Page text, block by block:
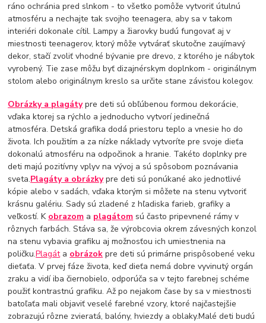
ráno ochránia pred slnkom - to všetko pomôže vytvoriť útulnú
atmosféru a nechajte tak svojho teenagera, aby sa v takom
interiéri dokonale cítil. Lampy a žiarovky budú fungovať aj v
miestnosti teenagerov, ktorý môže vytvárať skutočne zaujímavý
dekor, stačí zvoliť vhodné bývanie pre drevo, z ktorého je nábytok
vyrobený. Tie zase môžu byť dizajnérskym doplnkom - originálnym
stolom alebo originálnym kreslo sa určite stane závisťou kolegov.
Obrázky a plagátypre deti sú obľúbenou formou dekorácie,
vďaka ktorej sa rýchlo a jednoducho vytvorí jedinečná
atmosféra. Detská grafika dodá priestoru teplo a vnesie ho do
života. Ich použitím a za nízke náklady vytvoríte pre svoje dieťa
dokonalú atmosféru na odpočinok a hranie. Takéto doplnky pre
deti majú pozitívny vplyv na vývoj a sú spôsobom poznávania
sveta.Plagáty a obrázkypre deti sú ponúkané ako jednotlivé
kópie alebo v sadách, vďaka ktorým si môžete na stenu vytvoriť
krásnu galériu. Sady sú zladené z hľadiska farieb, grafiky a
veľkostí. K obrazom a plagátom sú často pripevnené rámy v
rôznych farbách. Stáva sa, že výrobcovia okrem závesných konzol
na stenu vybavia grafiku aj možnosťou ich umiestnenia na
poličku.Plagáta obrázok pre deti sú primárne prispôsobené veku
dieťaťa. V prvej fáze života, keď dieťa nemá dobre vyvinutý orgán
zraku a vidí iba čiernobielo, odporúča sa v tejto farebnej schéme
použiť kontrastnú grafiku. Až po nejakom čase by sa v miestnosti
batoľaťa mali objaviť veselé farebné vzory, ktoré najčastejšie
zobrazujú rôzne zvieratá, balóny, hviezdy a oblaky.Malé deti budú